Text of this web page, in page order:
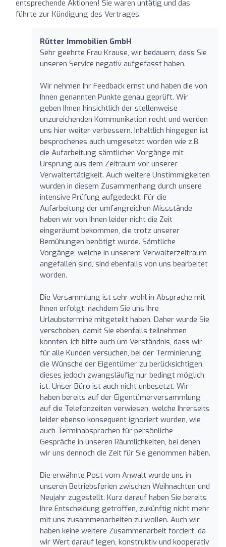
entsprechende Aktionen! Sie waren untätig und das
führte zur Kündigung des Vertrages.
Rütter Immobilien GmbH
Sehr geehrte Frau Krause, wir bedauern, dass Sie
unseren Service negativ aufgefasst haben.
Wir nehmen Ihr Feedback ernst und haben die von
Ihnen genannten Punkte genau geprüft. Wir
geben Ihnen hinsichtlich der stellenweise
unzureichenden Kommunikation recht und werden
uns hier weiter verbessern. Inhaltlich hingegen ist
besprochenes auch umgesetzt worden wie z.B.
die Aufarbeitung sämtlicher Vorgänge mit
Ursprung aus dem Zeitraum vor unserer
Verwaltertätigkeit. Auch weitere Unstimmigkeiten
wurden in diesem Zusammenhang durch unsere
intensive Prüfung aufgedeckt. Für die
Aufarbeitung der umfangreichen Missstände
haben wir von Ihnen leider nicht die Zeit
eingeräumt bekommen, die trotz unserer
Bemühungen benötigt wurde. Sämtliche
Vorgänge, welche in unserem Verwalterzeitraum
angefallen sind, sind ebenfalls von uns bearbeitet
worden.
Die Versammlung ist sehr wohl in Absprache mit
Ihnen erfolgt, nachdem Sie uns Ihre
Urlaubstermine mitgeteilt haben. Daher wurde Sie
verschoben, damit Sie ebenfalls teilnehmen
konnten. Ich bitte auch um Verständnis, dass wir
für alle Kunden versuchen, bei der Terminierung
die Wünsche der Eigentümer zu berücksichtigen,
dieses jedoch zwangsläufig nur bedingt möglich
ist. Unser Büro ist auch nicht unbesetzt. Wir
haben bereits auf der Eigentümerversammlung
auf die Telefonzeiten verwiesen, welche Ihrerseits
leider ebenso konsequent ignoriert wurden, wie
auch Terminabsprachen für persönliche
Gespräche in unseren Räumlichkeiten, bei denen
wir uns dennoch die Zeit für Sie genommen haben.
Die erwähnte Post vom Anwalt wurde uns in
unseren Betriebsferien zwischen Weihnachten und
Neujahr zugestellt. Kurz darauf haben Sie bereits
Ihre Entscheidung getroffen, zukünftig nicht mehr
mit uns zusammenarbeiten zu wollen. Auch wir
haben keine weitere Zusammenarbeit forciert, da
wir Wert darauf legen, konstruktiv und kooperativ